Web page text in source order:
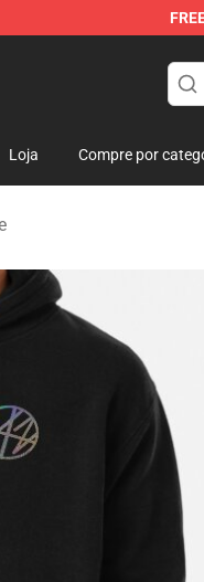
Loja Compre por